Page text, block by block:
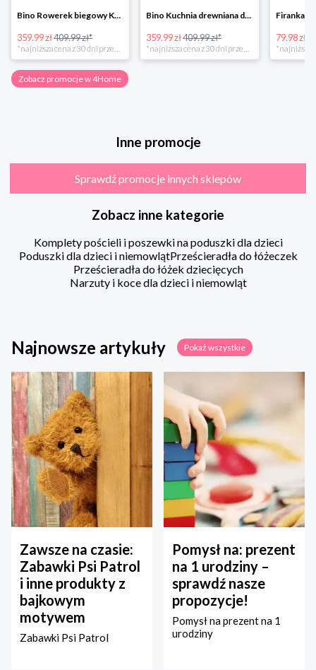
Bino Rowerek biegowy Krecik
359.99 zł409.99 zł*
Bino Kuchnia drewniana dla dzieci Provence
359.99 zł409.99 zł* 79.98 zł
Zobacz promocje w 4Home
Inne promocje
Sprawdź promocje innych sklepów
Zobacz inne kategorie
Komplety pościeli i poszewki na poduszki dla dzieci
Poduszki dla dzieci i niemowlątPrześcieradła do łóżeczek
Prześcieradła do łóżek dziecięcych
Narzuty i koce dla dzieci i niemowląt
Najnowsze artykuły Pokaż wszystkie
Zawsze na czasie:
Zabawki Psi Patrol
i inne produkty z
bajkowym
motywem
Zabawki Psi Patrol
Pomysł na: prezent
na 1 urodziny –
sprawdź nasze
propozycje!
Pomysł na prezent na 1
urodziny